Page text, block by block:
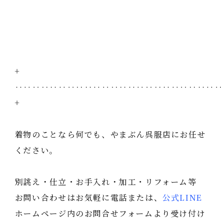
+
+
着物のことなら何でも、やまぶん呉服店にお任せ
ください。
別誂え・仕立・お手入れ・加工・リフォーム等
お問い合わせはお気軽に電話または、 公式LINE
ホームページ内のお問合せフォームより受け付け